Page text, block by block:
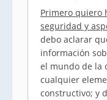
Primero quiero
seguridad y
debo aclarar
información
el mundo de la
cualquier
constructivo; y